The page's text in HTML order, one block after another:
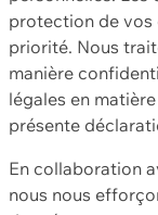
protection de vos
priorité. Nous
manière
légales en
présente
En collaboration
nous nous